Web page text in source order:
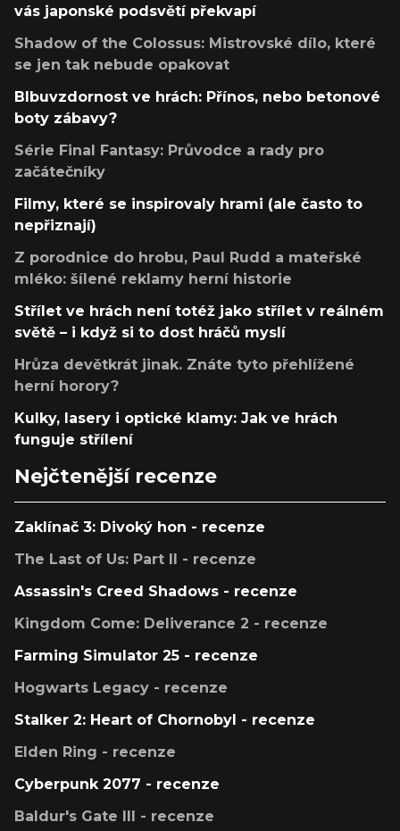
vás japonské podsvětí překvapí
Shadow of the Colossus: Mistrovské dílo, které
se jen tak nebude opakovat
Blbuvzdornost ve hrách: Přínos, nebo betonové
boty zábavy?
Série Final Fantasy: Průvodce a rady pro
začátečníky
Filmy, které se inspirovaly hrami (ale často to
nepřiznají)
Z porodnice do hrobu, Paul Rudd a mateřské
mléko: šílené reklamy herní historie
Střílet ve hrách není totéž jako střílet v reálném
světě – i když si to dost hráčů myslí
Hrůza devětkrát jinak. Znáte tyto přehlížené
herní horory?
Kulky, lasery i optické klamy: Jak ve hrách
funguje střílení
Nejčtenější recenze
Zaklínač 3: Divoký hon - recenze
The Last of Us: Part II - recenze
Assassin's Creed Shadows - recenze
Kingdom Come: Deliverance 2 - recenze
Farming Simulator 25 - recenze
Hogwarts Legacy - recenze
Stalker 2: Heart of Chornobyl - recenze
Elden Ring - recenze
Cyberpunk 2077 - recenze
Baldur's Gate III - recenze